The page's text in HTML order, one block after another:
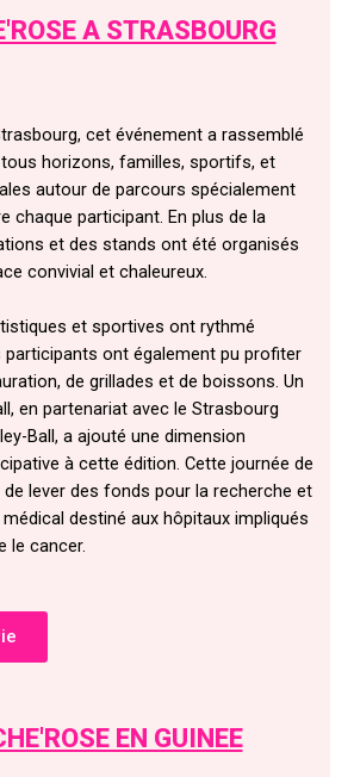
A STRASBOURG
cet événement a rassemblé
horizons, familles, sportifs, et
autour de parcours spécialement
chaque participant. En plus de la
et des stands ont été organisés
convivial et chaleureux.
et sportives ont rythmé
participants ont également pu profiter
de grillades et de boissons. Un
en partenariat avec le Strasbourg
Ball, a ajouté une dimension
à cette édition. Cette journée de
lever des fonds pour la recherche et
destiné aux hôpitaux impliqués
le cancer.
EN GUINEE